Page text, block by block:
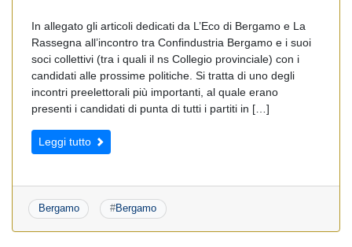
In allegato gli articoli dedicati da L’Eco di Bergamo e La
Rassegna all’incontro tra Confindustria Bergamo e i suoi
soci collettivi (tra i quali il ns Collegio provinciale) con i
candidati alle prossime politiche. Si tratta di uno degli
incontri preelettorali più importanti, al quale erano
presenti i candidati di punta di tutti i partiti in […]
Leggi tutto
Bergamo #Bergamo